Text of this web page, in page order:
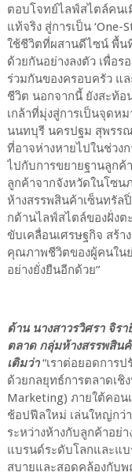
ตอบโจทย์ไลฟ์สไตล์คนเ
แท้จริง สู่การเป็น ‘One-
ใช้ชีวิตที่ผสานดีไซน์ พื้น
ด้วยกันอย่างลงตัว เพื่อร
ร่วมกันของครอบครัว แล
ชีวิต นอกจากนี้ ยังสะท้อ
เกล้าที่มุ่งสู่การเป็นจุดห
นนทบุรี นครปฐม สุพรร
ที่อาจห่างหายไปในช่วง
ไปกับการขยายฐานลูกค้
ลูกค้าจากจังหวัดในโซน
ห้างสรรพสินค้าเซ็นทรัล
กด้านไลฟ์สไตล์ของฝั่งต
ขับเคลื่อนเศรษฐกิจ สร้
คุณภาพชีวิตของผู้คนในย่
อย่างยั่งยืนอีกด้วย”
ด้าน นางสาวรวิศรา จิร
ตลาด กลุ่มห้างสรรพสิน
เติมว่า“เราต่อยอดการ
ด้วยกลยุทธ์การตลาดเชิ
Marketing) ภายใต้คอน
ช้อปฟีลใหม่ เล่นใหญ่กว่
ระหว่างห้างกับลูกค้าอย่
แบรนด์ระดับโลกและแ
สบายและสอดคล้องกับพ